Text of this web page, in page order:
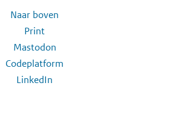
Naar boven
Print
Mastodon
Codeplatform
LinkedIn